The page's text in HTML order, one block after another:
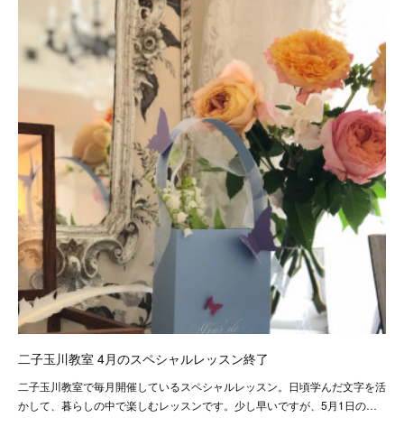
二子玉川教室 4月のスペシャルレッスン終了
二子玉川教室で毎月開催しているスペシャルレッスン。日頃学んだ文字を活
かして、暮らしの中で楽しむレッスンです。少し早いですが、5月1日の…